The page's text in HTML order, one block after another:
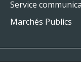
Service
Marchés Publics